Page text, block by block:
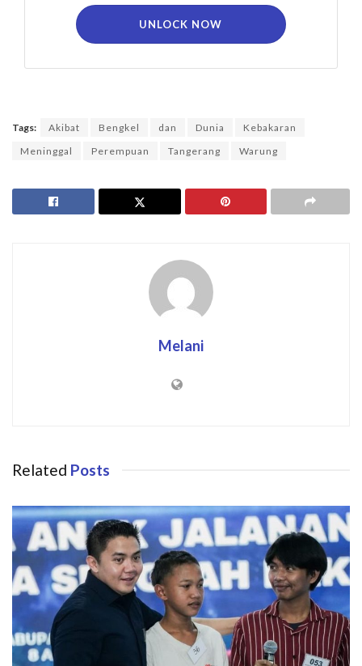
UNLOCK NOW
Tags: Akibat Bengkel dan Dunia
Kebakaran
Meninggal
Perempuan Tangerang Warung
Melani
Related Posts